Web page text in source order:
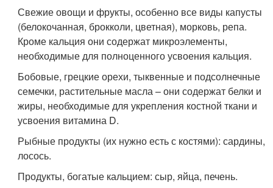
Свежие овощи и фрукты, особенно все виды капусты
(белокочанная, брокколи, цветная), морковь, репа.
Кроме кальция они содержат микроэлементы,
необходимые для полноценного усвоения кальция.
Бобовые, грецкие орехи, тыквенные и подсолнечные
семечки, растительные масла – они содержат белки и
жиры, необходимые для укрепления костной ткани и
усвоения витамина D.
Рыбные продукты (их нужно есть с костями): сардины,
лосось.
Продукты, богатые кальцием: сыр, яйца, печень.